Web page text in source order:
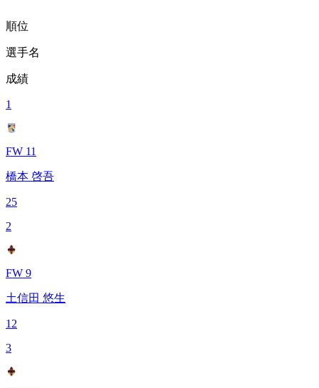
順位
選手名
成績
1
FW 11
橋本 啓吾
25
2
FW 9
土信田 悠生
12
3